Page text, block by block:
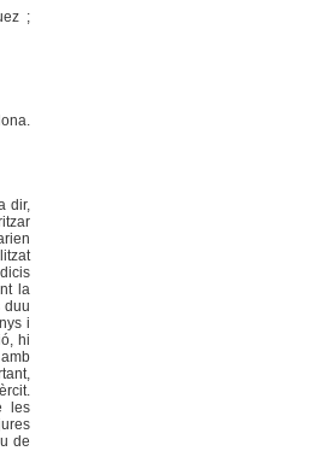
;
dir,
la
duu
i
hi
les
de